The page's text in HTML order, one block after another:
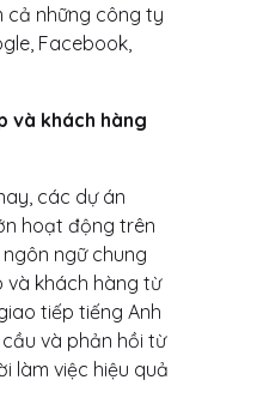
cả những công ty
Facebook,
và khách hàng
các dự án
hoạt động trên
ngữ chung
và khách hàng từ
tiếp tiếng Anh
và phản hồi từ
làm việc hiệu quả